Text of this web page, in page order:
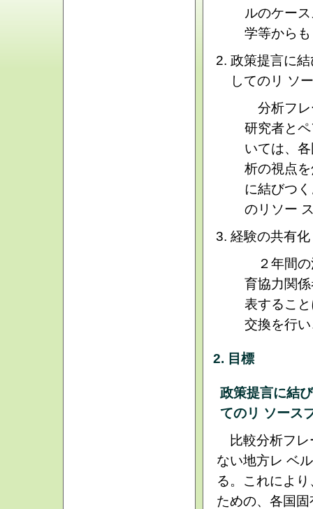
ルのケー
学等から
政策提言に
してのリ ソ
分析フレ
研究者と
いては、
析の視点
に結びつ
のリソー
経験の共有化
２年間の
育協力関
表するこ
交換を行
2. 目標
政策提言に結
てのリ ソース
比較分析フレ
ない地方レ ベ
る。これによ
ための、各国